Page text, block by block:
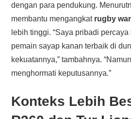
dengan para pendukung.
membantu mengangkat rugby
lebih tinggi. “Saya pribadi
pemain sayap kanan terbaik di
kekuatannya,” tambahnya.
menghormati keputusannya.”
Konteks Lebih